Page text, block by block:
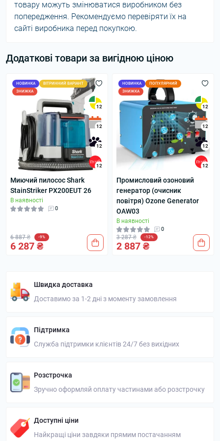
товару можуть змінюватися виробником без
попередження. Рекомендуємо перевіряти їх на
сайті виробника перед покупкою.
Додаткові товари за вигідною ціною
НОВИНКА
ВІТРИННИЙ ВАРІАНТ
ЗНИЖКА
12
12
12
12
Миючий пилосос Shark
StainStriker PX200EUT 26
В наявності
0
6 887 ₴ -9%
6 287 ₴
НОВИНКА
ПОПУЛЯРНИЙ
ЗНИЖКА
12
12
12
12
Промисловий озоновий
генератор (очисник
повітря) Ozone Generator
OAW03
В наявності
0
3 287 ₴ -12%
2 887 ₴
Швидка доставка
Доставимо за 1-2 дні з моменту замовлення
Підтримка
Служба підтримки клієнтів 24/7 без вихідних
Розстрочка
Зручно оформляй оплату частинами або розстрочку
Доступні ціни
Найкращі ціни завдяки прямим постачанням